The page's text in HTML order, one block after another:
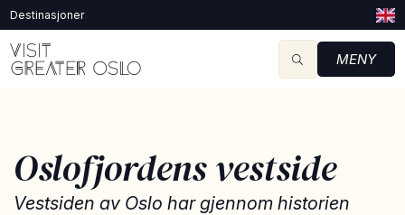
Destinasjoner
MENY
Oslofjordens vestside
Vestsiden av Oslo har gjennom historien